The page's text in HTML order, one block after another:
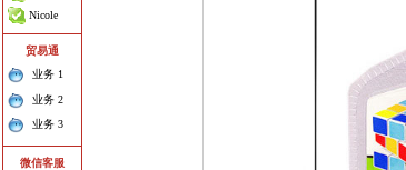
Nicole
贸易通
业务 1
业务 2
业务 3
微信客服